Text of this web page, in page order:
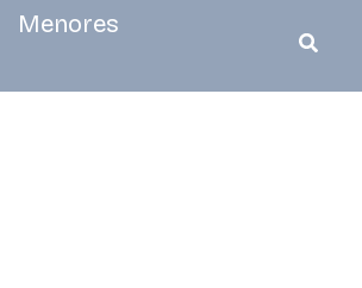
Menores